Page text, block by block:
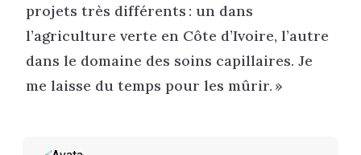
projets très différents : un dans
l’agriculture verte en Côte d’Ivoire, l’autre
dans le domaine des soins capillaires. Je
me laisse du temps pour les mûrir. »